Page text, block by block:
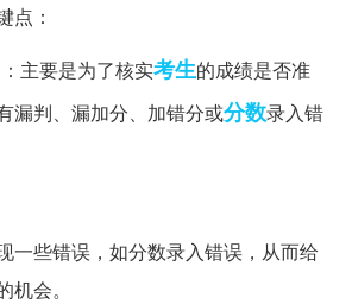
点：
主要是为了核实考生的成绩是否准
漏判、漏加分、加错分或分数录入错
一些错误，如分数录入错误，从而给
会。